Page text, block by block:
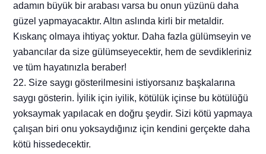
adamın büyük bir arabası varsa bu onun yüzünü daha
güzel yapmayacaktır. Altın aslında kirli bir metaldir.
Kıskanç olmaya ihtiyaç yoktur. Daha fazla gülümseyin ve
yabancılar da size gülümseyecektir, hem de sevdikleriniz
ve tüm hayatınızla beraber!
22. Size saygı gösterilmesini istiyorsanız başkalarına
saygı gösterin. İyilik için iyilik, kötülük içinse bu kötülüğü
yoksaymak yapılacak en doğru şeydir. Sizi kötü yapmaya
çalışan biri onu yoksaydığınız için kendini gerçekte daha
kötü hissedecektir.